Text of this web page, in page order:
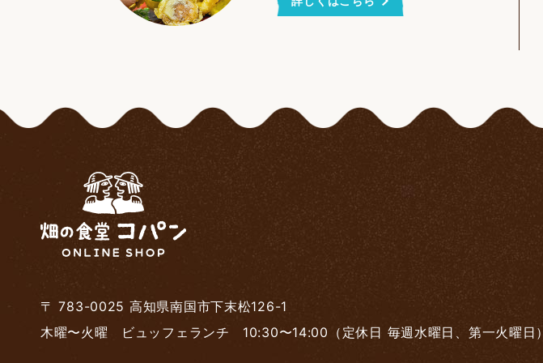
〒 783-0025 高知県南国市下末松126-1
木曜〜火曜
ビュッフェランチ 10:30〜14:00 （定休日 毎週水曜日、第一火曜日）